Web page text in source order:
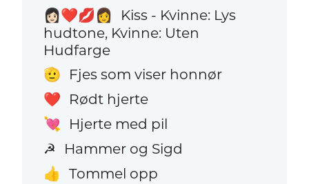
👩🏻‍❤️‍💋‍👩
Kiss - Kvinne: Lys
hudtone, Kvinne: Uten
Hudfarge
🫡 Fjes som viser honnør
❤️ Rødt hjerte
💘 Hjerte med pil
☭ Hammer og Sigd
👍 Tommel opp